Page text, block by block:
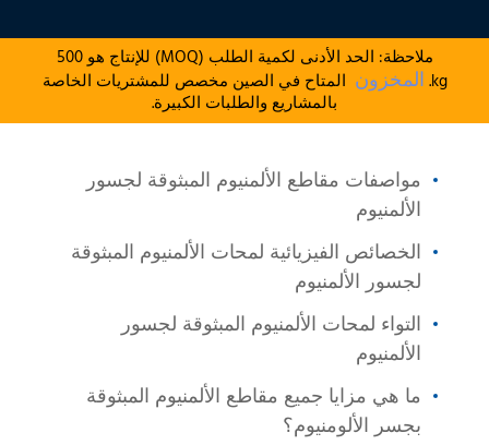
ملاحظة: الحد الأدنى لكمية الطلب (MOQ) للإنتاج هو 500
kg. المخزون المتاح في الصين مخصص للمشتريات الخاصة
بالمشاريع والطلبات الكبيرة.
مواصفات مقاطع الألمنيوم المبثوقة لجسور
الألمنيوم
الخصائص الفيزيائية لمحات الألمنيوم المبثوقة
لجسور الألمنيوم
التواء لمحات الألمنيوم المبثوقة لجسور
الألمنيوم
ما هي مزايا جميع مقاطع الألمنيوم المبثوقة
بجسر الألومنيوم؟